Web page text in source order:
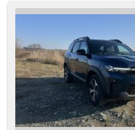
bezdrátová nabíječka mobilních
Deckel des Kofferraums, El.
Zentralverriegelung mit
Zentralverriegelung, isofix, beheizte
Fahrersitz, Reifendrucksensor,
LED Leuchte, Nebelscheinwerfer,
Autoradio, digitální příjem rádia
beheizte Spiegel, beheizte
Rücksitzbank, zadní loketní
Heckscheibenwischer, zatmavená
Differentialsperre,
Kopflehnen, El. Anlasser, Garantie,
digitální přístrojová deska